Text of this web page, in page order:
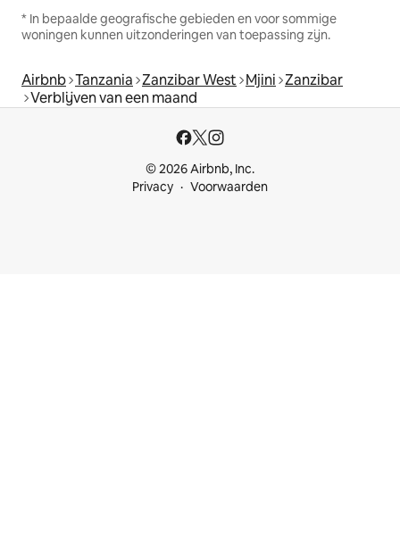
* In bepaalde geografische gebieden en voor sommige
woningen kunnen uitzonderingen van toepassing zijn.
Airbnb Tanzania Zanzibar West Mjini Zanzibar
Verblijven van een maand
© 2026 Airbnb, Inc.
Privacy
Voorwaarden